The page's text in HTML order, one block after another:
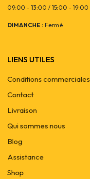
09:00 - 13:00 / 15:00 - 19:00
DIMANCHE : Fermé
LIENS UTILES
Conditions commerciales
Contact
Livraison
Qui sommes nous
Blog
Assistance
Shop